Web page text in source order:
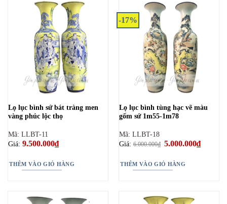
Lọ lục bình sứ bát tràng men
vàng phúc lộc thọ
Mã: LLBT-11
Giá: 9.500.000₫
THÊM VÀO GIỎ HÀNG
-17%
Lọ lục bình tùng hạc vẽ màu
gốm sứ 1m55-1m78
Mã: LLBT-18
Giá:6.000.000₫ Giá
6.000.000₫.
5.000.000₫Giá
hiện
THÊM VÀO GIỎ HÀNG